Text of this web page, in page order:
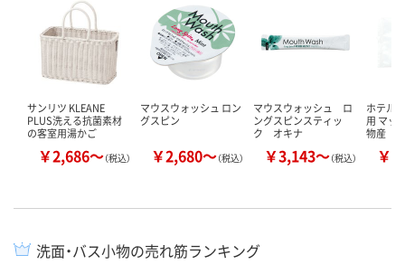
サンリツ KLEANE
PLUS洗える抗菌素材
の客室用湯かご
￥2,686～（税込）
マウスウォッシュ ロン
グスピン
￥2,680～（税込）
マウスウォッシュ ロ
ングスピンスティッ
ク オキナ
￥3,143～（税込）
ホテル
用 マッ
物産
￥
洗面・バス小物の売れ筋ランキング